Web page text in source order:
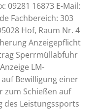
09281 16873 E-Mail:
Fachbereich: 303
Hof, Raum Nr. 4
Anzeigepflicht
Sperrmüllabfuhr
LM-
Bewilligung einer
zum Schießen auf
des Leistungssports